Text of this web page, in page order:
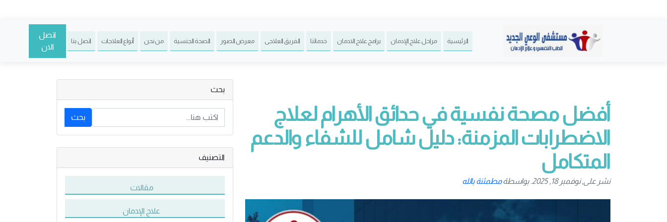
الرئيسية مراحل علاج الإدمان برامج علاج الادمان خدماتنا الفريق العلاجى معرض الصور الصحة الجنسية من نحن أنواع العلاجات اتصل بنا
اتصل
الان
أفضل مصحة نفسية في حدائق الأهرام لعلاج
الاضطرابات المزمنة: دليل شامل للشفاء والدعم
المتكامل
نشر على, نوفمبر 18, 2025. بواسطة مطمئنة بالله
بحث
بحث
التصنيف
مقالات
علاج الإدمان